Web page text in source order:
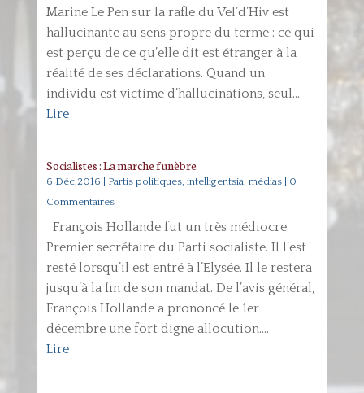
Marine Le Pen sur la rafle du Vel’d’Hiv est
hallucinante au sens propre du terme : ce qui
est perçu de ce qu’elle dit est étranger à la
réalité de ses déclarations. Quand un
individu est victime d’hallucinations, seul...
Lire
Socialistes : La marche funèbre
6 Déc,2016 Partis politiques, intelligentsia, médias| 0
Commentaires
François Hollande fut un très médiocre
Premier secrétaire du Parti socialiste. Il l’est
resté lorsqu’il est entré à l’Elysée. Il le restera
jusqu’à la fin de son mandat. De l’avis général,
François Hollande a prononcé le 1er
décembre une fort digne allocution....
Lire